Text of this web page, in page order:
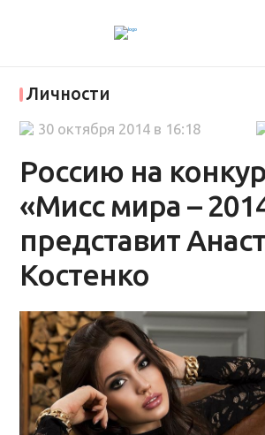
Личности
Россию на
«Мисс мира –
представит
Костенко
30 октября 2014 в 16:18